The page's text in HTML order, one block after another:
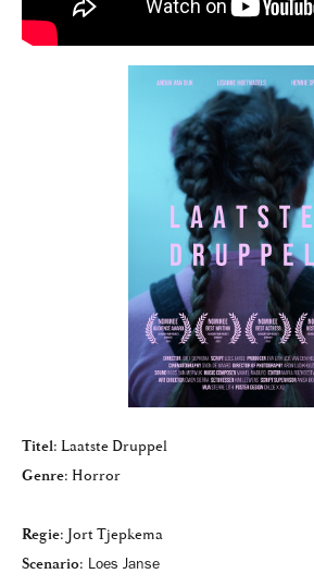
Titel: Laatste Druppel
Genre: Horror
Regie: Jort Tjepkema
Scenario: Loes Janse